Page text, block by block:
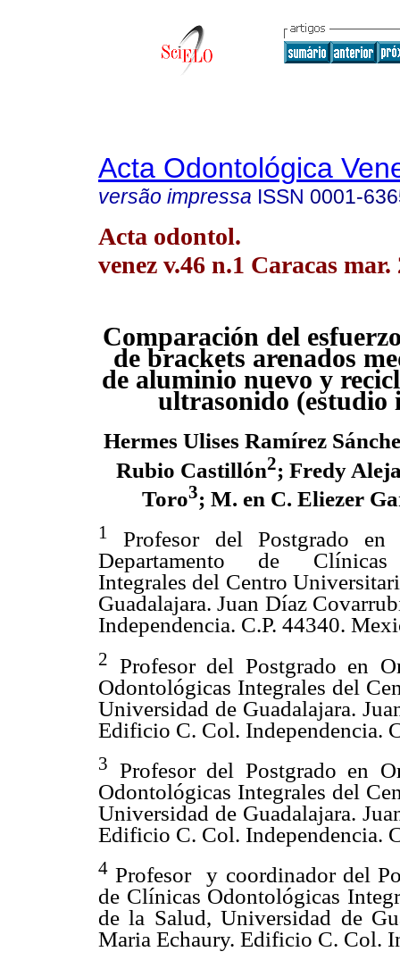
Acta Odontológica
versão impressa ISSN 0001-
Acta odontol.
venez v.46 n.1 Caracas mar.
Comparación del
de brackets arenados
de aluminio nuevo y
ultrasonido (estudio
Hermes Ulises Ramírez
Rubio Castillón2; Fredy
Toro3; M. en C. Eliezer
1
Profesor del Postgrado en
Departamento de Clínicas
Integrales del Centro
Guadalajara. Juan Díaz
Independencia. C.P. 44340.
2
Profesor del Postgrado en
Odontológicas Integrales del
Universidad de Guadalajara.
Edificio C. Col. Independencia.
3
Profesor del Postgrado en
Odontológicas Integrales del
Universidad de Guadalajara.
Edificio C. Col. Independencia.
4 Profesor
y coordinador del
de Clínicas Odontológicas
de la Salud, Universidad de
Maria Echaury. Edificio C.